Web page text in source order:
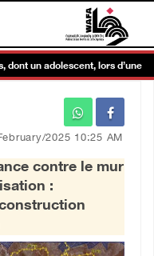
un adolescent, lors d’une
2025 10:25 AM
contre le mur
: